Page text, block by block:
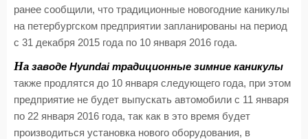
ранее сообщили, что традиционные новогодние каникулы
на петербургском предприятии запланированы на период
с 31 декабря 2015 года по 10 января 2016 года.
На заводе Hyundai традиционные зимние каникулы
также продлятся до 10 января следующего года, при этом
предприятие не будет выпускать автомобили с 11 января
по 22 января 2016 года, так как в это время будет
производиться установка нового оборудования, в